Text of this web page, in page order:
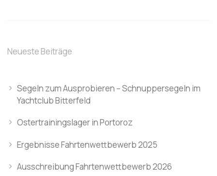
Neueste Beiträge
Segeln zum Ausprobieren – Schnuppersegeln im
Yachtclub Bitterfeld
Ostertrainingslager in Portoroz
Ergebnisse Fahrtenwettbewerb 2025
Ausschreibung Fahrtenwettbewerb 2026